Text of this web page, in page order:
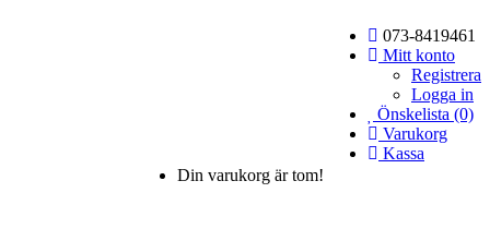
073-8419461
Mitt konto
Registrera
Logga in
Önskelista (0)
Varukorg
Kassa
Din varukorg är tom!